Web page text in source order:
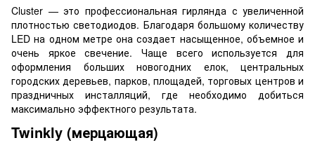
Cluster — это профессиональная гирлянда с увеличенной
плотностью светодиодов. Благодаря большому количеству
LED на одном метре она создает насыщенное, объемное и
очень яркое свечение. Чаще всего используется для
оформления больших новогодних елок, центральных
городских деревьев, парков, площадей, торговых центров и
праздничных инсталляций, где необходимо добиться
максимально эффектного результата.
Twinkly (мерцающая)